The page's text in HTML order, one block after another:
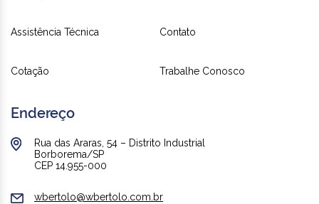
Assistência Técnica Contato
Cotação Trabalhe Conosco
Endereço
Rua das Araras, 54 – Distrito Industrial
Borborema/SP
CEP 14.955-000
wbertolo@wbertolo.com.br